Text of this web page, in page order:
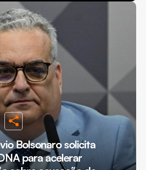
Bolsonaro solicita
para acelerar